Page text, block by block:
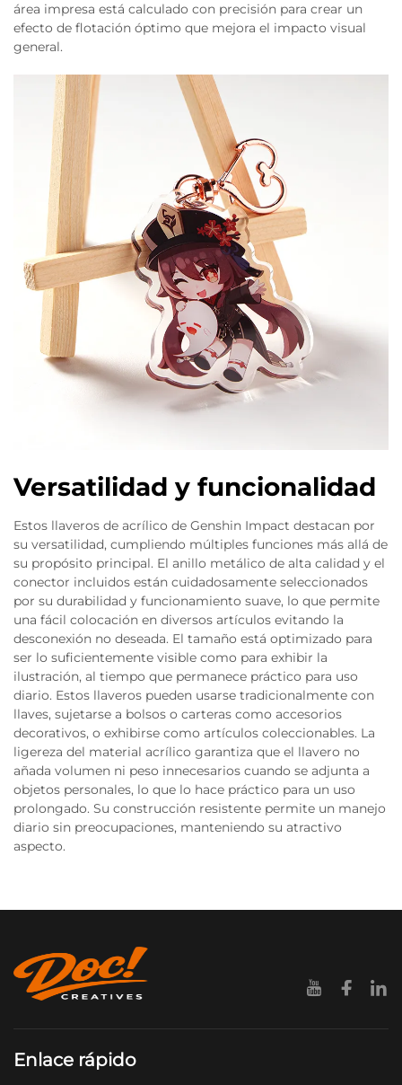
área impresa está calculado con precisión para crear un
efecto de flotación óptimo que mejora el impacto visual
general.
Versatilidad y funcionalidad
Estos llaveros de acrílico de Genshin Impact destacan por
su versatilidad, cumpliendo múltiples funciones más allá de
su propósito principal. El anillo metálico de alta calidad y el
conector incluidos están cuidadosamente seleccionados
por su durabilidad y funcionamiento suave, lo que permite
una fácil colocación en diversos artículos evitando la
desconexión no deseada. El tamaño está optimizado para
ser lo suficientemente visible como para exhibir la
ilustración, al tiempo que permanece práctico para uso
diario. Estos llaveros pueden usarse tradicionalmente con
llaves, sujetarse a bolsos o carteras como accesorios
decorativos, o exhibirse como artículos coleccionables. La
ligereza del material acrílico garantiza que el llavero no
añada volumen ni peso innecesarios cuando se adjunta a
objetos personales, lo que lo hace práctico para un uso
prolongado. Su construcción resistente permite un manejo
diario sin preocupaciones, manteniendo su atractivo
aspecto.
Enlace rápido